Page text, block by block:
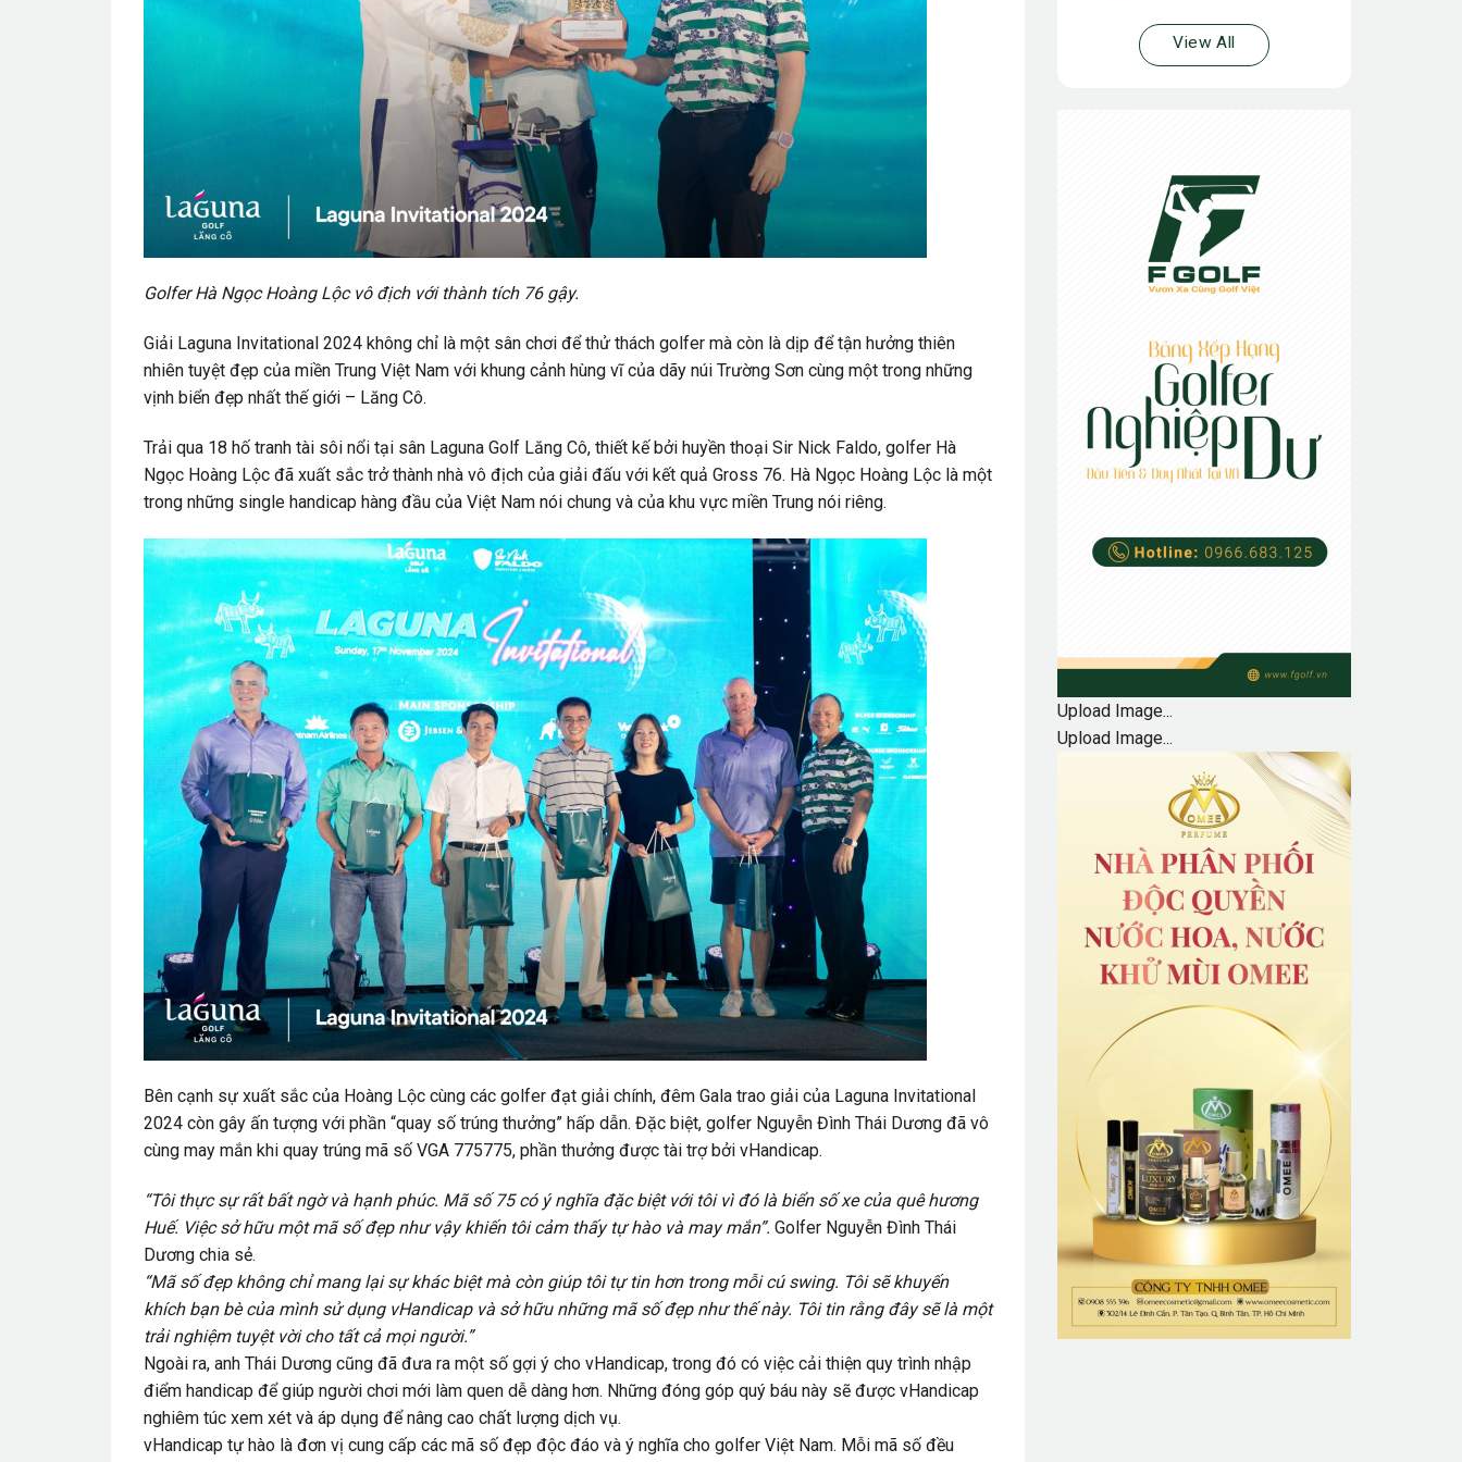
Golfer Hà Ngọc Hoàng Lộc vô địch với thành tích 76 gậy.
Giải Laguna Invitational 2024 không chỉ là một sân chơi để thử thách golfer mà còn là dịp để tận hưởng thiên
nhiên tuyệt đẹp của miền Trung Việt Nam với khung cảnh hùng vĩ của dãy núi Trường Sơn cùng một trong những
vịnh biển đẹp nhất thế giới – Lăng Cô.
Trải qua 18 hố tranh tài sôi nổi tại sân Laguna Golf Lăng Cô, thiết kế bởi huyền thoại Sir Nick Faldo, golfer Hà
Ngọc Hoàng Lộc đã xuất sắc trở thành nhà vô địch của giải đấu với kết quả Gross 76. Hà Ngọc Hoàng Lộc là một
trong những single handicap hàng đầu của Việt Nam nói chung và của khu vực miền Trung nói riêng.
Bên cạnh sự xuất sắc của Hoàng Lộc cùng các golfer đạt giải chính, đêm Gala trao giải của Laguna Invitational
2024 còn gây ấn tượng với phần “quay số trúng thưởng” hấp dẫn. Đặc biệt, golfer Nguyễn Đình Thái Dương đã vô
cùng may mắn khi quay trúng mã số VGA 775775, phần thưởng được tài trợ bởi vHandicap.
“Tôi thực sự rất bất ngờ và hạnh phúc. Mã số 75 có ý nghĩa đặc biệt với tôi vì đó là biển số xe của quê hương
Huế. Việc sở hữu một mã số đẹp như vậy khiến tôi cảm thấy tự hào và may mắn”. Golfer Nguyễn Đình Thái
Dương chia sẻ.
“Mã số đẹp không chỉ mang lại sự khác biệt mà còn giúp tôi tự tin hơn trong mỗi cú swing. Tôi sẽ khuyến
khích bạn bè của mình sử dụng vHandicap và sở hữu những mã số đẹp như thế này. Tôi tin rằng đây sẽ là một
trải nghiệm tuyệt vời cho tất cả mọi người.”
Ngoài ra, anh Thái Dương cũng đã đưa ra một số gợi ý cho vHandicap, trong đó có việc cải thiện quy trình nhập
điểm handicap để giúp người chơi mới làm quen dễ dàng hơn. Những đóng góp quý báu này sẽ được vHandicap
nghiêm túc xem xét và áp dụng để nâng cao chất lượng dịch vụ.
vHandicap tự hào là đơn vị cung cấp các mã số đẹp độc đáo và ý nghĩa cho golfer Việt Nam. Mỗi mã số đều
View All
Upload Image...
Upload Image...